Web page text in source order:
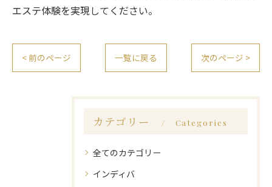
エステ体験を実現してください。
< 前のページ 一覧に戻る 次のページ >
カテゴリー Categories
全てのカテゴリー
インディバ